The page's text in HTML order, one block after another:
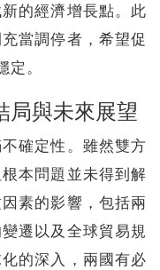
的經濟增長點。此
當調停者，希望促
定。
局與未來展望
確定性。雖然雙方
本問題並未得到解
素的影響，包括兩
遷以及全球貿易規
的深入，兩國有必